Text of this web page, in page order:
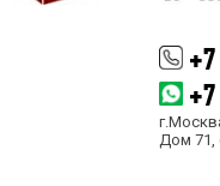
Дом 71,